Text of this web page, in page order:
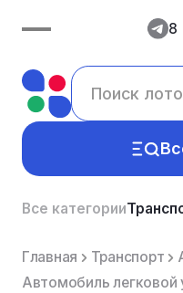
8
Все категории
Главная Транспорт